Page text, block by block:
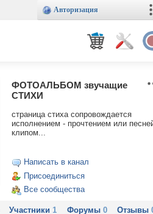
Авторизация
ФОТОАЛЬБОМ звучащие
СТИХИ
страница стиха сопровождается
исполнением - прочтением или
клипом...
Написать в канал
Присоединиться
Все сообщества
Участники1 Форумы 0 Отзывы